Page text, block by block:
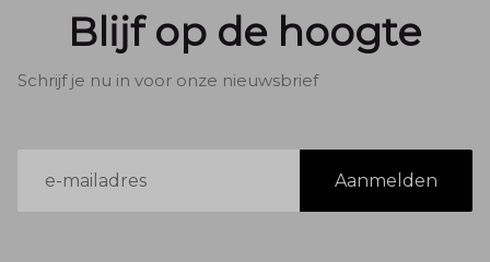
Blijf op de hoogte
Schrijf je nu in voor onze nieuwsbrief
mailadres
Aanmelden